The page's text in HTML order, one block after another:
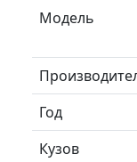
Модель
Год
Кузов